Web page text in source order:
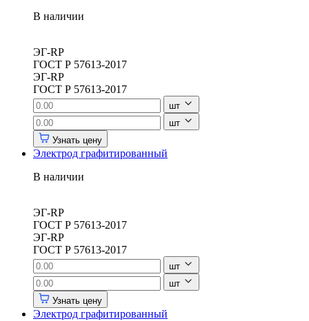
В наличии
ЭГ-RP
ГОСТ Р 57613-2017
ЭГ-RP
ГОСТ Р 57613-2017
шт
шт
Узнать цену
Электрод графитированный
В наличии
ЭГ-RP
ГОСТ Р 57613-2017
ЭГ-RP
ГОСТ Р 57613-2017
шт
шт
Узнать цену
Электрод графитированный